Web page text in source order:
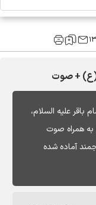
+ صوت
علیه السلام،
همراه صوت
آماده شده